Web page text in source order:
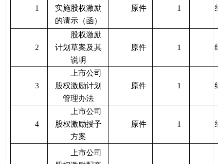
1
实施股权激励
的请示（函）
原件 1
2
股权激励
计划草案及其
说明
原件 1
3
上市公司
股权激励计划
管理办法
原件 1
4
上市公司
股权激励授予
方案
原件 1
上市公司